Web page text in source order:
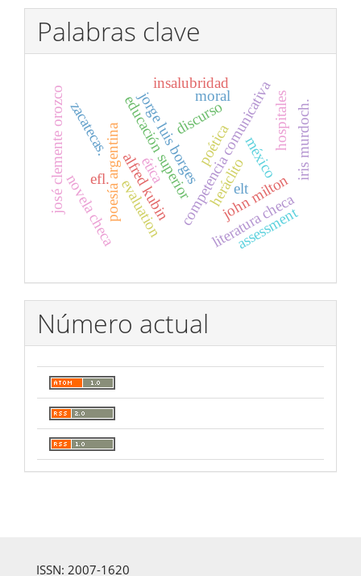
Palabras clave
discurso
competencia comunicativa
educación superior
jorge luis borgesheráclito
john milton
poesía argentina ética
moral
méxico
alfred kubin
novela checa literatura checa
assessment
evaluation elt
efl.
josé clemente orozcozacatecas. hospitales
insalubridad
poética iris murdoch.
Número actual
ISSN: 2007-1620